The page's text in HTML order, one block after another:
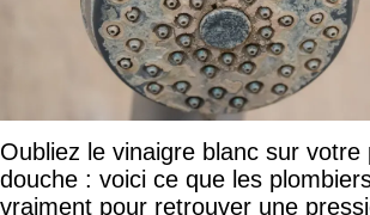
Oubliez le vinaigre blanc sur votre
douche : voici ce que les
vraiment pour retrouver une